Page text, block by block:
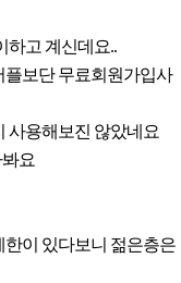
하고 계신데요..
플보단 무료회원가입사
사용해보진 않았네요
요
이 있다보니 젊은층은